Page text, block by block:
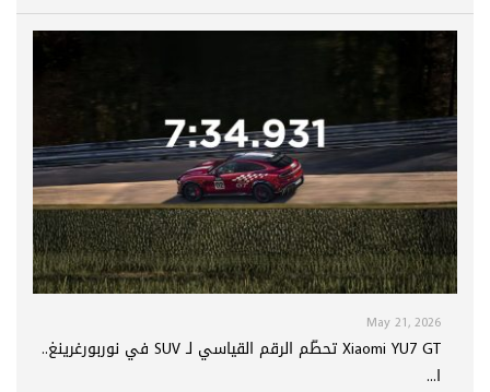
May 21, 2026
Xiaomi YU7 GT تحطّم الرقم القياسي لـ SUV في نوربورغرينغ..
ا...